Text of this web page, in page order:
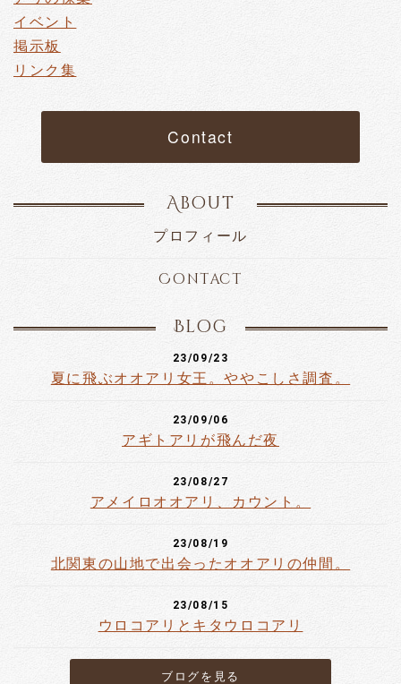
イベント
掲示板
リンク集
Contact
About
プロフィール
Contact
Blog
23/09/23
夏に飛ぶオオアリ女王。ややこしさ調査。
23/09/06
アギトアリが飛んだ夜
23/08/27
アメイロオオアリ、カウント。
23/08/19
北関東の山地で出会ったオオアリの仲間。
23/08/15
ウロコアリとキタウロコアリ
ブログを見る